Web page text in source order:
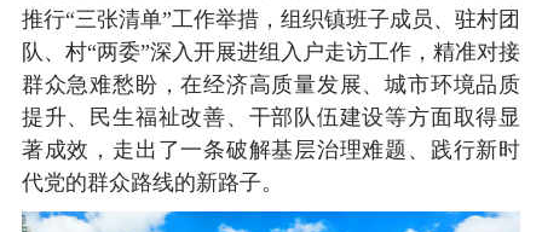
推行“三张清单”工作举措，组织镇班子成员、驻村团
队、村“两委”深入开展进组入户走访工作，精准对接
群众急难愁盼，在经济高质量发展、城市环境品质
提升、民生福祉改善、干部队伍建设等方面取得显
著成效，走出了一条破解基层治理难题、践行新时
代党的群众路线的新路子。